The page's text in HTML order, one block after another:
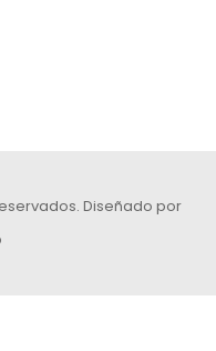
Diseñado por